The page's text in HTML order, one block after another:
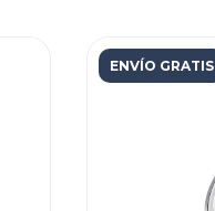
ENVÍO GRATIS